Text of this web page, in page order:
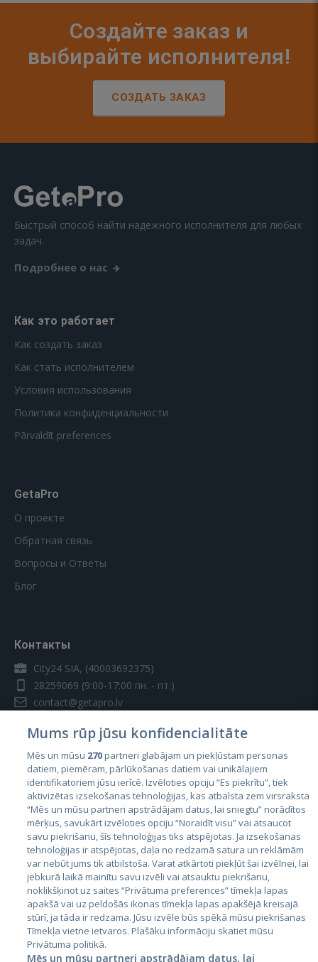
Создайте заказ и
выбирайте исполнителя!
СОЗДАТЬ ЗАКАЗ
Быстрый способ найти надежного исполнителя для любых
задач.
Подробнее о нас
Как это работает
Как создать заказ
Как стать исполнителем
Условия использования
Политика конфиденциальности
Pārvaldīt preferences
GetaPro
О проекте
Обратная связь
Вопросы и Ответы
Блог
Контакты
City24 SIA, (40003692375)
28259069 (9:00-17:00 пн. - пт.)
contact@getapro.lv
Страны
Эстония
Латвия
Литва
Mums rūp jūsu konfidencialitāte
Mēs un mūsu 270partneri glabājam un piekļūstam personas
datiem, piemēram, pārlūkošanas datiem vai unikālajiem
identifikatoriem jūsu ierīcē. Izvēloties opciju “Es piekrītu”, tiek
aktivizētas izsekošanas tehnoloģijas, kas atbalsta zem virsraksta
“Mēs un mūsu partneri apstrādājam datus, lai sniegtu” norādītos
mērķus, savukārt izvēloties opciju “Noraidīt visu” vai atsaucot
savu piekrišanu, šīs tehnoloģijas tiks atspējotas. Ja izsekošanas
tehnoloģijas ir atspējotas, daļa no redzamā satura un reklāmām
var nebūt jums tik atbilstoša. Varat atkārtoti piekļūt šai izvēlnei, lai
jebkurā laikā mainītu savu izvēli vai atsauktu piekrišanu,
noklikšķinot uz saites “Privātuma preferences” tīmekļa lapas
apakšā vai uz peldošās ikonas tīmekļa lapas apakšējā kreisajā
stūrī, ja tāda ir redzama. Jūsu izvēle būs spēkā mūsu piekrišanas
Tīmekļa vietne ietvaros. Plašāku informāciju skatiet mūsu
Privātuma politikā.
Mēs un mūsu partneri apstrādājam datus, lai